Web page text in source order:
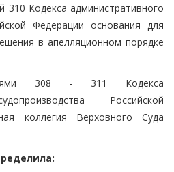
310 Кодекса административного
Федерации основания для
в апелляционном порядке
308 - 311 Кодекса
Российской
коллегия Верховного Суда